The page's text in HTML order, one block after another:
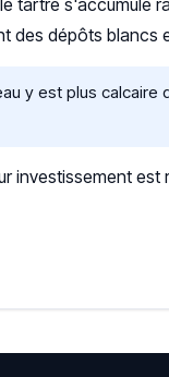
tartre s'accumule
dépôts blancs
y est plus
investissement